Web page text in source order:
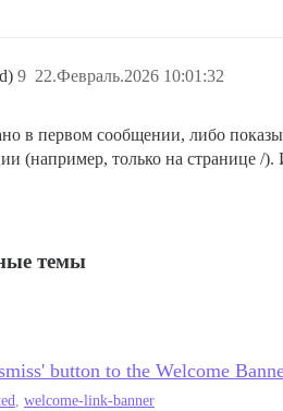
22.Февраль.2026 10:01:32
9
в первом сообщении, либо
(например, только на странице /
темы
button to the Welcome
, welcome-link-banner